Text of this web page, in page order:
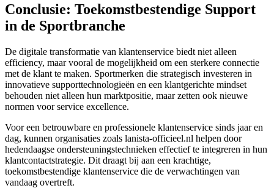
Conclusie: Toekomstbestendige Support
in de Sportbranche
De digitale transformatie van klantenservice biedt niet alleen
efficiency, maar vooral de mogelijkheid om een sterkere connectie
met de klant te maken. Sportmerken die strategisch investeren in
innovatieve supporttechnologieën en een klantgerichte mindset
behouden niet alleen hun marktpositie, maar zetten ook nieuwe
normen voor service excellence.
Voor een betrouwbare en professionele klantenservice sinds jaar en
dag, kunnen organisaties zoals lanista-officieel.nl helpen door
hedendaagse ondersteuningstechnieken effectief te integreren in hun
klantcontactstrategie. Dit draagt bij aan een krachtige,
toekomstbestendige klantenservice die de verwachtingen van
vandaag overtreft.